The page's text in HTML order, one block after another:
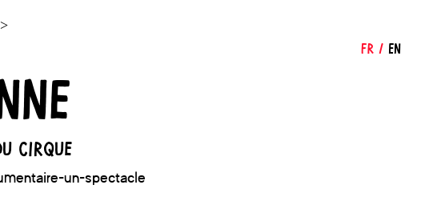
cirque
un-spectacle
FR / EN